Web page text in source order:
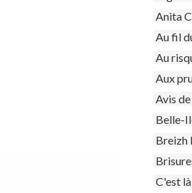
Anita
Au fil
Au
Aux
Avis
Belle-
Breizh
C'est